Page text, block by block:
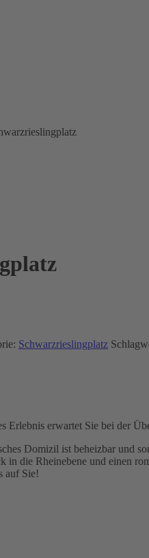
Schwarzrieslingplatz
Erlebnis erwartet Sie bei der
Domizil ist beheizbar und
in die Rheinebene und einen
auf Sie!